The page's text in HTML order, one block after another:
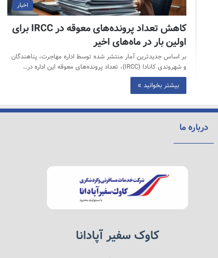
اخبار
کاهش تعداد پرونده‌های معوقه در IRCC برای
اولین بار در ماه‌های اخیر
بر اساس جدیدترین آمار منتشر شده توسط اداره مهاجرت، پناهندگان
و شهروندی کانادا (IRCC)، تعداد پرونده‌های معوقه این اداره در…
بیشتر بخوانید »
درباره ما
کاوک سفیر آپادانا